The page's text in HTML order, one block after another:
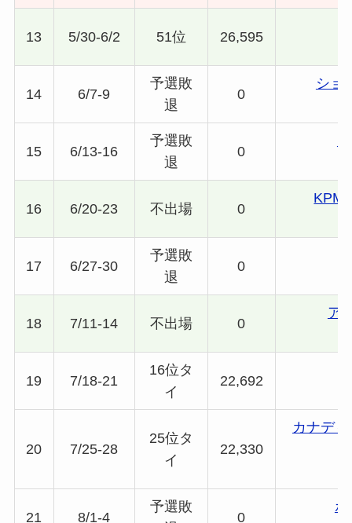
13 5/30-6/2 51位 26,595
14 6/7-9
予選敗
退
0
ショ
15 6/13-16
予選敗
退
0
16 6/20-23 不出場 0
17 6/27-30
予選敗
退
0
18 7/11-14 不出場 0
ア
19 7/18-21
16位タ
イ
22,692
20 7/25-28
25位タ
イ
22,330
カナデ
21 8/1-4
予選敗
0
ポ